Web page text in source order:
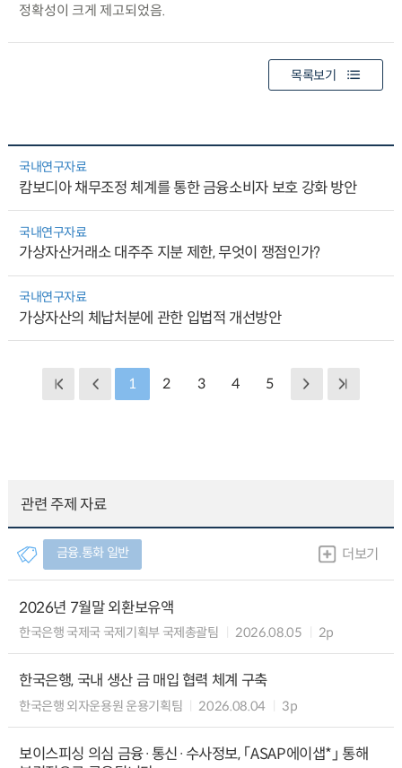
정확성이 크게 제고되었음.
목록보기
국내연구자료
캄보디아 채무조정 체계를 통한 금융소비자 보호 강화 방안
국내연구자료
가상자산거래소 대주주 지분 제한, 무엇이 쟁점인가?
국내연구자료
가상자산의 체납처분에 관한 입법적 개선방안
1 2 3 4 5
관련 주제 자료
금융.통화 일반 더보기
2026년 7월말 외환보유액
한국은행 국제국 국제기획부 국제총괄팀 2026.08.05 2p
한국은행, 국내 생산 금 매입 협력 체계 구축
한국은행 외자운용원 운용기획팀 2026.08.04 3p
보이스피싱 의심 금융·통신·수사정보, 「ASAP에이샙*」 통해